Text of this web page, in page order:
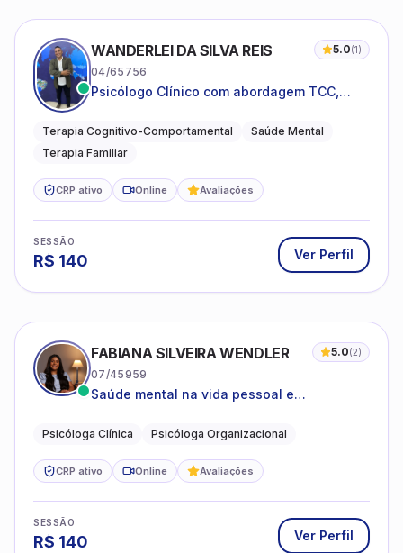
WANDERLEI DA SILVA REIS 5.0(1)
04/65756
Psicólogo Clínico com abordagem TCC,
sistêmica
Terapia Cognitivo-Comportamental
Saúde Mental
Terapia Familiar
CRP ativo Online Avaliações
SESSÃO
R$ 140 Ver Perfil
FABIANA SILVEIRA WENDLER 5.0(2)
07/45959
Saúde mental na vida pessoal e
Psicóloga Clínica Psicóloga Organizacional
CRP ativo Online Avaliações
SESSÃO
R$ 140 Ver Perfil